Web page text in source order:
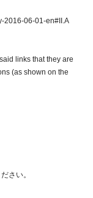
2016-06-01-en#II.A
links that they are
(as shown on the
さい。